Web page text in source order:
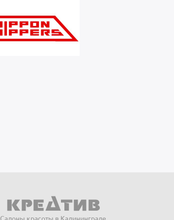
Салоны красоты в Калининграде